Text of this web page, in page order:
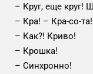
– Круг, еще круг!
– Кра! – Кра-со-та!
– Как?! Криво!
– Крошка!
– Синхронно!